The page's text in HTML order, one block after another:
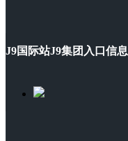
J9国际站J9集团入口信息